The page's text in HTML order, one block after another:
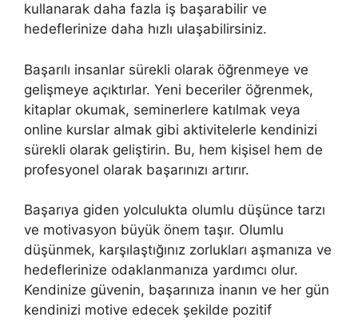
kullanarak daha fazla iş başarabilir ve
hedeflerinize daha hızlı ulaşabilirsiniz.
Başarılı insanlar sürekli olarak öğrenmeye ve
gelişmeye açıktırlar. Yeni beceriler öğrenmek,
kitaplar okumak, seminerlere katılmak veya
online kurslar almak gibi aktivitelerle kendinizi
sürekli olarak geliştirin. Bu, hem kişisel hem de
profesyonel olarak başarınızı artırır.
Başarıya giden yolculukta olumlu düşünce tarzı
ve motivasyon büyük önem taşır. Olumlu
düşünmek, karşılaştığınız zorlukları aşmanıza ve
hedeflerinize odaklanmanıza yardımcı olur.
Kendinize güvenin, başarınıza inanın ve her gün
kendinizi motive edecek şekilde pozitif